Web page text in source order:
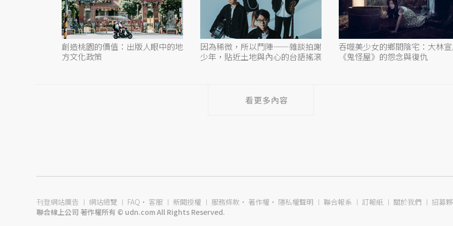
創造桃園的價值：出版人眼中的地
方文化政策
因為稀微，所以鬥陣——雜談拍謝
少年，貼近土地與內心的台語搖滾
吞噬美少女的鄉間陰宅：大林
《鬼怪屋》的怨念與復仇
看更多內容
刊登網站廣告 ︱ 網站總覽 ︱ FAQ ‧ 客服 ︱ 新聞授權 ︱ 服務條款 ‧ 著作權 ‧ 隱私權聲明 ︱ 聯合報系 ︱ 訂報紙 ︱ 關於我們 ︱ 招募
聯合線上公司 著作權所有 © udn.com All Rights Reserved.